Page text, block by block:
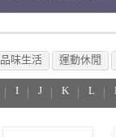
KAKAO x TWICE
品味生活 運動休閒
I J K L